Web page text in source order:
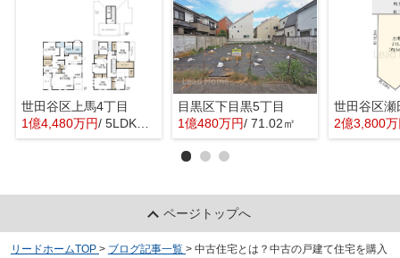
世田谷区上馬4丁目
1億4,480万円/ 5LDK＋1S(納戸)
目黒区下目黒5丁目
1億480万円/ 71.02㎡
世田谷区瀬
2億3,800
ページトップへ
リードホームTOP > ブログ記事一覧 > 中古住宅とは？中古の戸建て住宅を購入